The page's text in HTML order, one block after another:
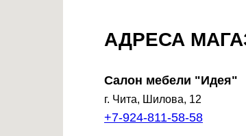
АДРЕСА
Салон мебели "Идея"
г. Чита, Шилова, 12
+7-924-811-58-58